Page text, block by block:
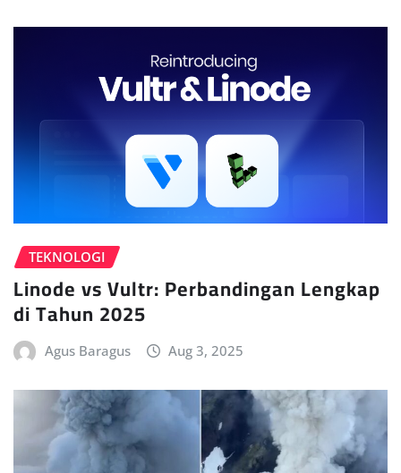
TEKNOLOGI
Linode vs Vultr: Perbandingan Lengkap
di Tahun 2025
Agus Baragus Aug 3, 2025